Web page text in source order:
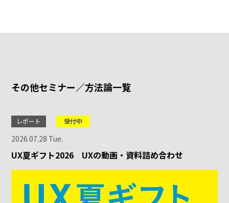
その他セミナー／方法論一覧
レポート 受付中
2026.07.28 Tue.
UX夏ギフト2026 UXの動画・資料詰め合わせ